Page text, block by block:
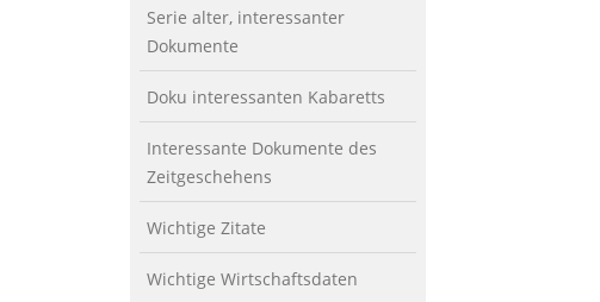
Serie alter, interessanter
Dokumente
Doku interessanten Kabaretts
Interessante Dokumente des
Zeitgeschehens
Wichtige Zitate
Wichtige Wirtschaftsdaten